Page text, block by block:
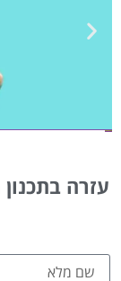
מציאת
לחצו
עזרה בתכנון